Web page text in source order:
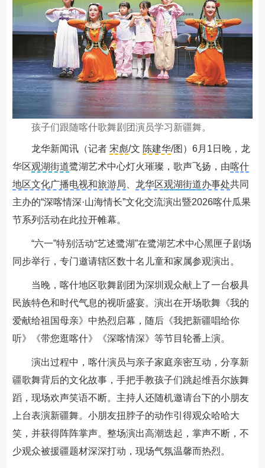
孩子们跟随喀什歌舞剧团演员学习新疆舞。
龙华新闻讯（记者宋彪/文 陈建华/图）6月1日晚，龙
华区观湖街道鹭湖艺术中心灯火璀璨，歌声飞扬，由喀什
地区文化广播电视和旅游局 、龙华区观湖街道办事处共同
主办的“深喀情深·山海情长”文化交流演出暨2026喀什瓜果
节系列活动在此拉开帷幕。
“六一”特别活动“艺述鹭湖”在鹭湖艺术中心黑匣子剧场
同步举行，专门邀请辖区数十名儿童和家属参观演出。
当晚，喀什地区歌舞剧团为深圳观众献上了一台极具
民族特色和时代气息的视听盛宴。演出在开场歌舞《我的
爱献给祖国母亲》中热烈启幕，随后《我把新疆唱给你
听》《带您逛喀什》《深喀情深》等节目轮番上演。
演出过程中，喀什演员与亲子家庭亲密互动，分享新
疆歌舞背后的文化故事，手把手教孩子们跳起维吾尔族舞
蹈，现场欢声笑语不断。主持人还随机邀请台下的小朋友
上台表演新疆舞。小朋友扭脖子的动作引得观众哈哈大
笑，并获得阵阵掌声。整场演出高潮迭起，掌声不断，不
少观众被援疆题材深深打动，现场气氛温馨而热烈。